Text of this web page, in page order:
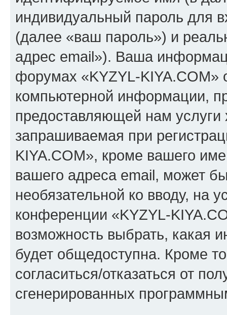
индивидуальный пароль для
(далее «ваш пароль») и
адрес email»). Ваша
форумах «KYZYL-KIYA.COM»
компьютерной информации,
предоставляющей нам
запрашиваемая при
KIYA.COM», кроме вашего
вашего адреса email, может
необязательной ко вводу, на
конференции «KYZYL-
возможность выбрать, какая
будет общедоступна. Кроме
согласиться/отказаться от
сгенерированных